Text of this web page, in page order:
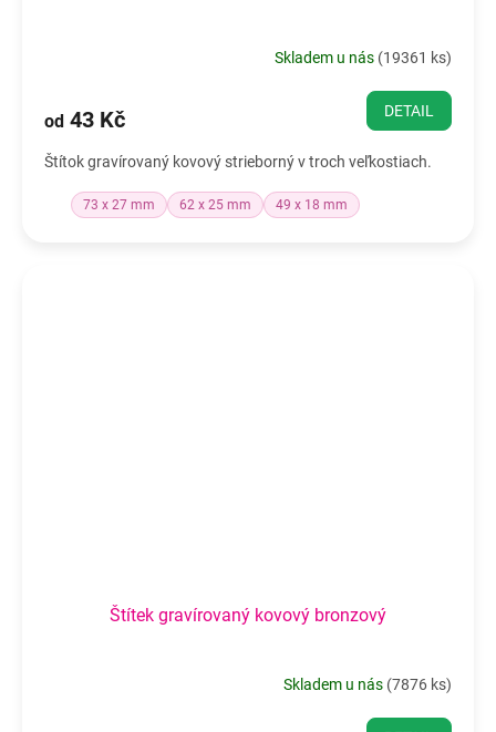
Skladem u nás (19361 ks)
od 43 Kč DETAIL
Štítok gravírovaný kovový strieborný v troch veľkostiach.
73 x 27 mm 62 x 25 mm 49 x 18 mm
Štítek gravírovaný kovový bronzový
Skladem u nás (7876 ks)